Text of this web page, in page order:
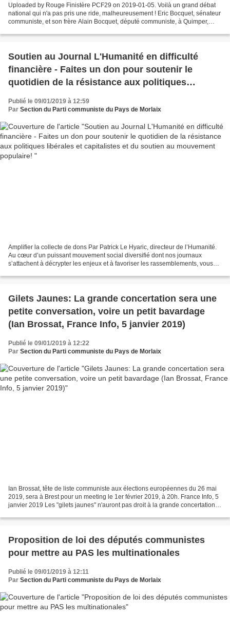
Uploaded by Rouge Finistère PCF29 on 2019-01-05. Voilà un grand débat
national qui n'a pas pris une ride, malheureusement ! Eric Bocquet, sénateur
communiste, et son frère Alain Bocquet, député communiste, à Quimper,
Soutien au Journal L'Humanité en difficulté
financière - Faites un don pour soutenir le
quotidien de la résistance aux politiques
libérales et capitalistes et du soutien au
mouvement populaire!
Publié le 09/01/2019 à 12:59
Par Section du Parti communiste du Pays de Morlaix
Amplifier la collecte de dons Par Patrick Le Hyaric, directeur de l’Humanité.
Au cœur d’un puissant mouvement social diversifié dont nos journaux
s’attachent à décrypter les enjeux et à favoriser les rassemblements, vous
Gilets Jaunes: La grande concertation sera une
petite conversation, voire un petit bavardage
(Ian Brossat, France Info, 5 janvier 2019)
Publié le 09/01/2019 à 12:22
Par Section du Parti communiste du Pays de Morlaix
Ian Brossat, tête de liste communiste aux élections européennes du 26 mai
2019, sera à Brest pour un meeting le 1er février 2019, à 20h. France Info, 5
janvier 2019 Les "gilets jaunes" n'auront pas droit à la grande concertation
Proposition de loi des députés communistes
pour mettre au PAS les multinationales
Publié le 09/01/2019 à 12:11
Par Section du Parti communiste du Pays de Morlaix